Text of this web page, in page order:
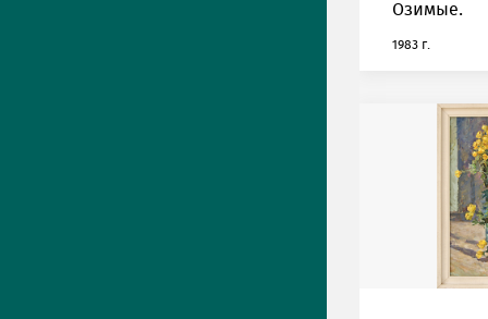
Озимые.
1983 г.